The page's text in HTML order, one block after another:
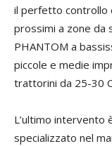
il perfetto controllo
prossimi a zone da
PHANTOM a
piccole e medie
trattorini da 25-30
L’ultimo intervento
specializzato nel